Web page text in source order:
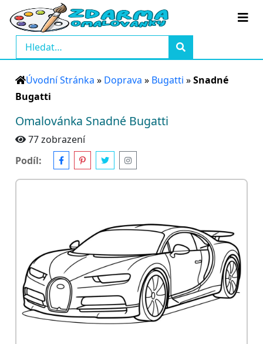
Úvodní Stránka » Doprava » Bugatti »Snadné
Bugatti
Omalovánka Snadné Bugatti
77 zobrazení
Podíl: